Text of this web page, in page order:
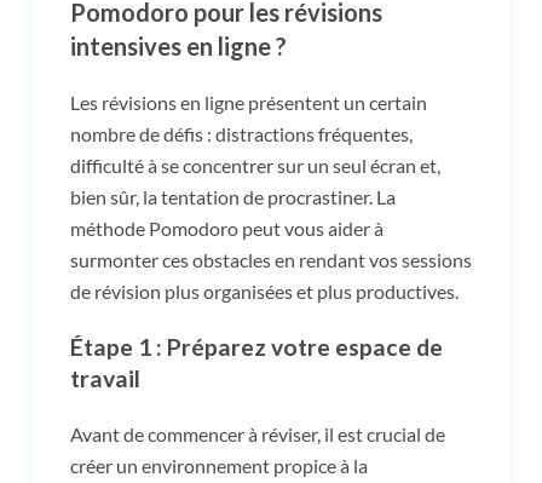
Pomodoro pour les révisions
intensives en ligne ?
Les révisions en ligne présentent un certain
nombre de défis : distractions fréquentes,
difficulté à se concentrer sur un seul écran et,
bien sûr, la tentation de procrastiner. La
méthode Pomodoro peut vous aider à
surmonter ces obstacles en rendant vos sessions
de révision plus organisées et plus productives.
Étape 1 : Préparez votre espace de
travail
Avant de commencer à réviser, il est crucial de
créer un environnement propice à la